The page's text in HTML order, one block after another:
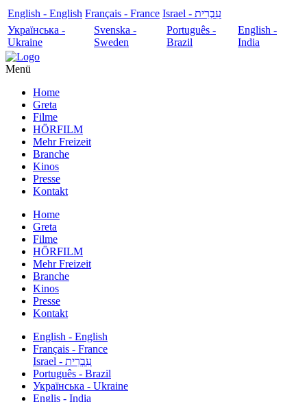
English - English Français - France
עִבְרִית - Israel
Українська -
Ukraine
Svenska -
Sweden
Português -
Brazil
English -
India
Menü
Home
Greta
Filme
HÖRFILM
Mehr Freizeit
Branche
Kinos
Presse
Kontakt
Home
Greta
Filme
HÖRFILM
Mehr Freizeit
Branche
Kinos
Presse
Kontakt
English - English
Français - France
עִבְרִית - Israel
Português - Brazil
Українська - Ukraine
Englis - India